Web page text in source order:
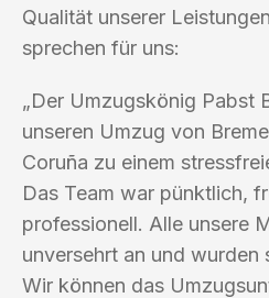
Qualität unserer
sprechen für uns:
„Der Umzugskönig Pabst
unseren Umzug von
Coruña zu einem
Das Team war pünktlich,
professionell. Alle unsere
unversehrt an und
Wir können das